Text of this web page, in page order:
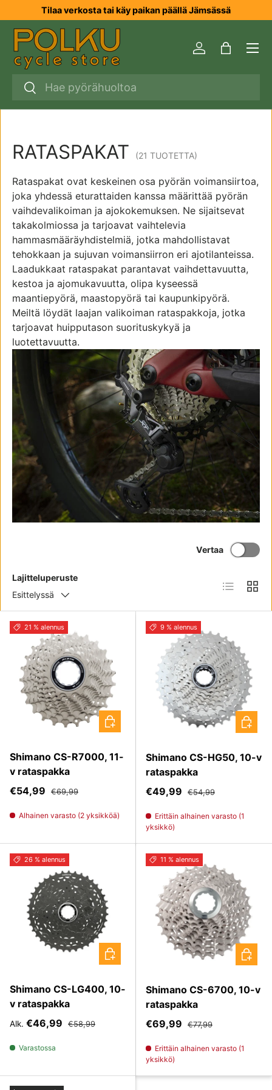
SIIRRY SISÄLTÖÖN
Tilaa verkosta tai käy paikan päällä Jämsässä
Haku
Haku
KirjauduLaukku
RATASPAKAT (21 TUOTETTA)
Rataspakat ovat keskeinen osa pyörän voimansiirtoa,
joka yhdessä eturattaiden kanssa määrittää pyörän
vaihdevalikoiman ja ajokokemuksen. Ne sijaitsevat
takakolmiossa ja tarjoavat vaihtelevia
hammasmääräyhdistelmiä, jotka mahdollistavat
tehokkaan ja sujuvan voimansiirron eri ajotilanteissa.
Laadukkaat rataspakat parantavat vaihdettavuutta,
kestoa ja ajomukavuutta, olipa kyseessä
maantiepyörä, maastopyörä tai kaupunkipyörä.
Meiltä löydät laajan valikoiman rataspakkoja, jotka
tarjoavat huipputason suorituskykyä ja
luotettavuutta.
Lajitteluperuste
Esittelyssä
Vertaa
Lista
21 % alennus
Shimano CS-R7000, 11-
v rataspakka
Myyntihinta
€54,99 Normaali hinta
€69,99
Alhainen varasto (2 yksikköä)
VALITSE VAIHTOEHDOT
9 % alennus
Shimano CS-HG50, 10-v
rataspakka
Myyntihinta
€49,99 Normaali hinta
€54,99
Erittäin alhainen varasto (1
yksikkö)
26 % alennus
Shimano CS-LG400, 10-
v rataspakka
Myyntihinta
Alk. €46,99 Normaali hinta
€58,99
Varastossa
VALITSE VAIHTOEHDOT
11 % alennus
Shimano CS-6700, 10-v
rataspakka
Myyntihinta
€69,99 Normaali hinta
€77,99
Erittäin alhainen varasto (1
yksikkö)